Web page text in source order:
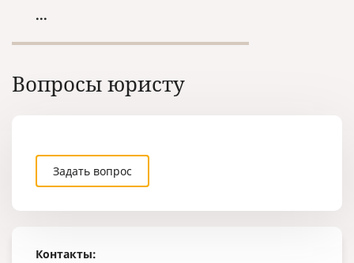
Контакты:
...
Вопросы юристу
Задать вопрос